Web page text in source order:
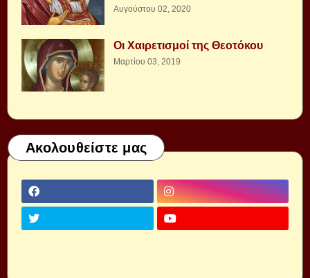
Αυγούστου 02, 2020
Οι Χαιρετισμοί της Θεοτόκου
Μαρτίου 03, 2019
Ακολουθείστε μας